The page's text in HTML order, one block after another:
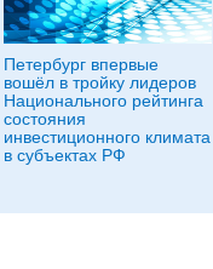
Петербург впервые
вошёл в тройку лидеров
Национального рейтинга
состояния
инвестиционного климата
в субъектах РФ